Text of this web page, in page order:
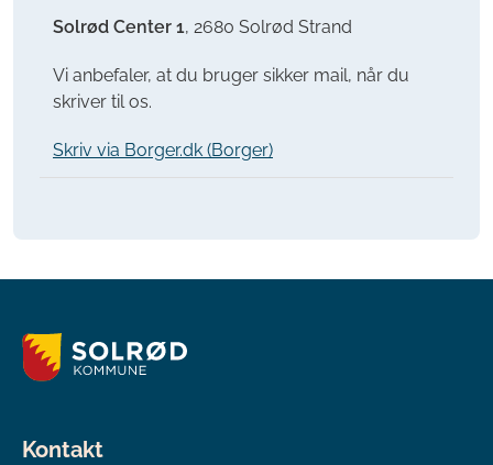
Solrød Center 1, 2680 Solrød Strand
Vi anbefaler, at du bruger sikker mail, når du
skriver til os.
Skriv via Borger.dk (Borger)
Kontakt